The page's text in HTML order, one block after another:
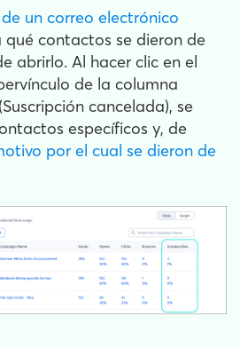
un correo electrónico
qué contactos se dieron de
abrirlo. Al hacer clic en el
de la columna
(Suscripción cancelada), se
específicos y, de
por el cual se dieron de